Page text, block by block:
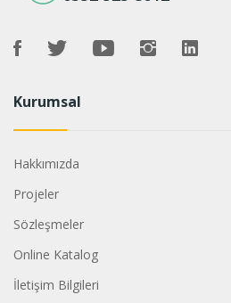
Kurumsal
Hakkımızda
Projeler
Sözleşmeler
Online Katalog
İletişim Bilgileri